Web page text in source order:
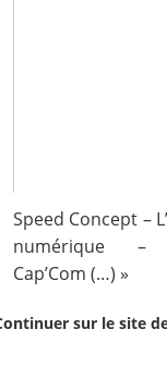
Speed Concept –
numérique –
Cap’Com (…) »
sur le site